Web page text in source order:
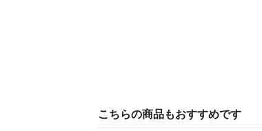
こちらの商品もおすすめです